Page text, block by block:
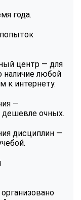
года.
центр — для
наличие любой
к интернету.
—
очных.
дисциплин —